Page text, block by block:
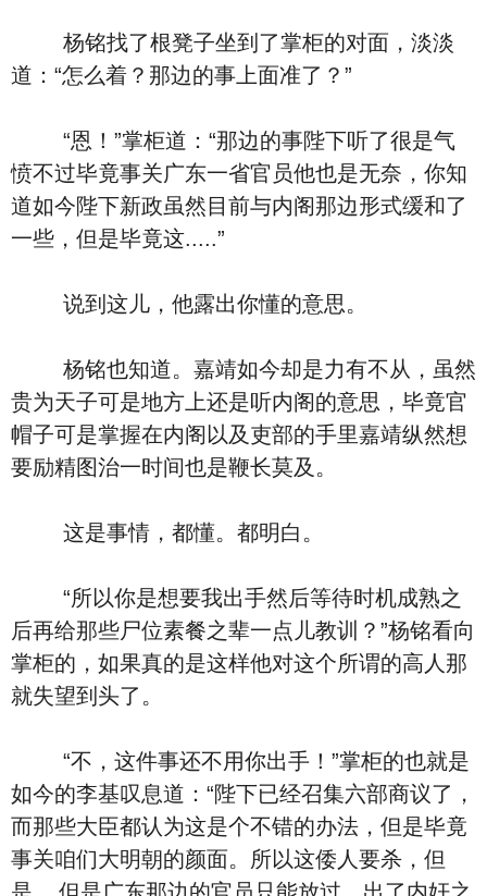
杨铭找了根凳子坐到了掌柜的对面，淡淡
道：“怎么着？那边的事上面准了？”
“恩！”掌柜道：“那边的事陛下听了很是气
愤不过毕竟事关广东一省官员他也是无奈，你知
道如今陛下新政虽然目前与内阁那边形式缓和了
一些，但是毕竟这.....”
说到这儿，他露出你懂的意思。
杨铭也知道。嘉靖如今却是力有不从，虽然
贵为天子可是地方上还是听内阁的意思，毕竟官
帽子可是掌握在内阁以及吏部的手里嘉靖纵然想
要励精图治一时间也是鞭长莫及。
这是事情，都懂。都明白。
“所以你是想要我出手然后等待时机成熟之
后再给那些尸位素餐之辈一点儿教训？”杨铭看向
掌柜的，如果真的是这样他对这个所谓的高人那
就失望到头了。
“不，这件事还不用你出手！”掌柜的也就是
如今的李基叹息道：“陛下已经召集六部商议了，
而那些大臣都认为这是个不错的办法，但是毕竟
事关咱们大明朝的颜面。所以这倭人要杀，但